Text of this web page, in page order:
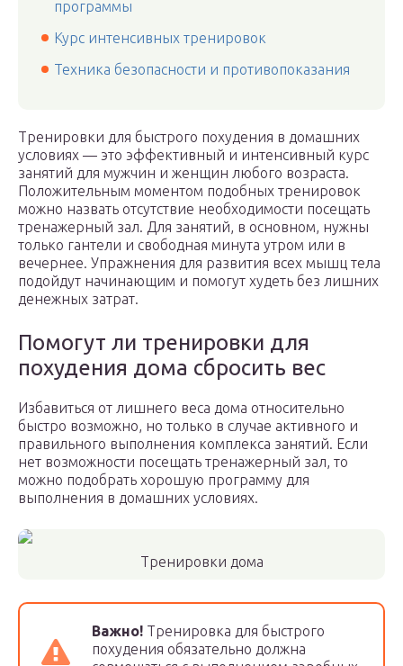
программы
Курс интенсивных тренировок
Техника безопасности и противопоказания
Тренировки для быстрого похудения в домашних
условиях — это эффективный и интенсивный курс
занятий для мужчин и женщин любого возраста.
Положительным моментом подобных тренировок
можно назвать отсутствие необходимости посещать
тренажерный зал. Для занятий, в основном, нужны
только гантели и свободная минута утром или в
вечернее. Упражнения для развития всех мышц тела
подойдут начинающим и помогут худеть без лишних
денежных затрат.
Помогут ли тренировки для
похудения дома сбросить вес
Избавиться от лишнего веса дома относительно
быстро возможно, но только в случае активного и
правильного выполнения комплекса занятий. Если
нет возможности посещать тренажерный зал, то
можно подобрать хорошую программу для
выполнения в домашних условиях.
Тренировки дома
Важно! Тренировка для быстрого
похудения обязательно должна